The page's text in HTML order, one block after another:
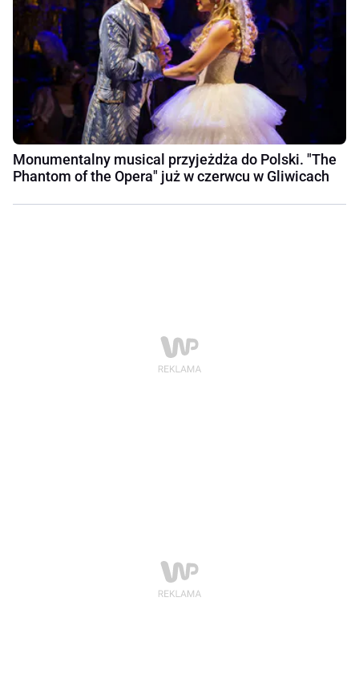
Monumentalny musical przyjeżdża do Polski. "The
Phantom of the Opera" już w czerwcu w Gliwicach